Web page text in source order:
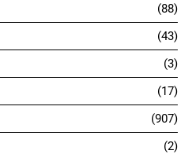
88
43
3
17
907
2